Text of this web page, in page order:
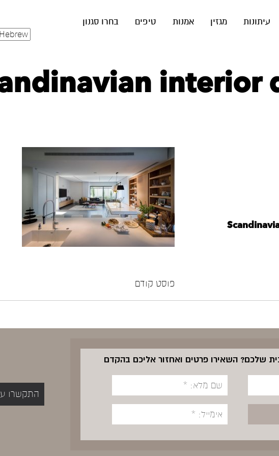
עיתונות מגזין אמנות טיפים
בחרו סגנון
interior
פוסט קודם
שלכם? השאירו פרטים ואחזור אליכם בהקדם
התקשרו עכשיו